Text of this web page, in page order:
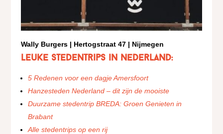
Wally Burgers | Hertogstraat 47 | Nijmegen
Leuke stedentrips in Nederland:
5 Redenen voor een dagje Amersfoort
Hanzesteden Nederland – dit zijn de mooiste
Duurzame stedentrip BREDA: Groen Genieten in
Brabant
Alle stedentrips op een rij